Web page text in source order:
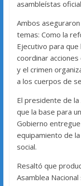
asambleístas
Ambos
temas: Como la
Ejecutivo para que
coordinar acciones
y el crimen
a los cuerpos de
El presidente de la
que la base para
Gobierno
equipamiento de
social.
Resaltó que
Asamblea